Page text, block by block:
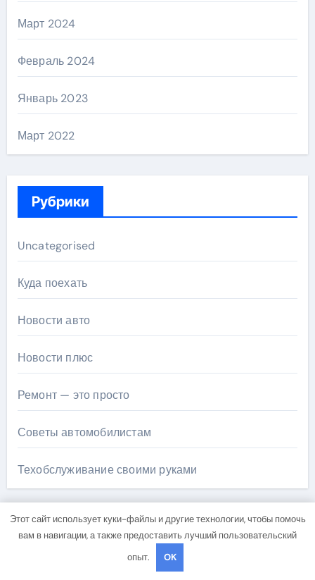
Март 2024
Февраль 2024
Январь 2023
Март 2022
Рубрики
Uncategorised
Куда поехать
Новости авто
Новости плюс
Ремонт — это просто
Советы автомобилистам
Техобслуживание своими руками
Этот сайт использует куки-файлы и другие технологии, чтобы помочь
вам в навигации, а также предоставить лучший пользовательский
опыт.
OK